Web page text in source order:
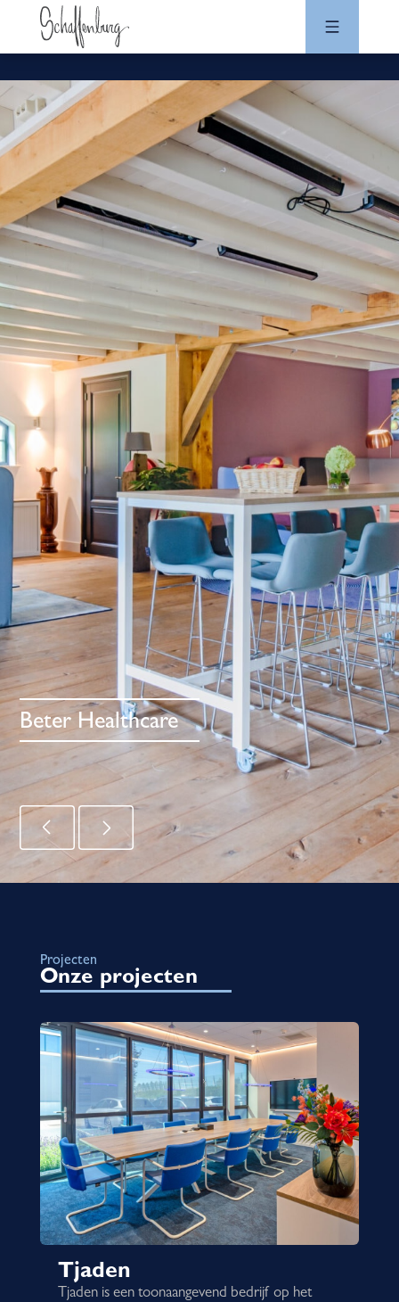
Allround Cargo Handling
Designed by Schaffenburg Studio
Tjaden
Projecten
Onze projecten
Tjaden
Tjaden is een toonaangevend bedrijf op het